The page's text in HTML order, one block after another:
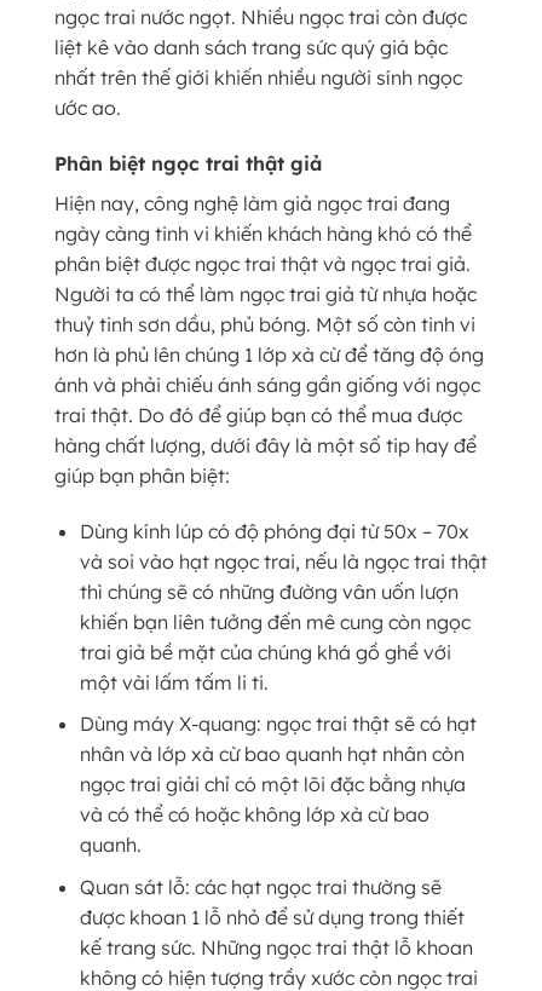
ngọc trai nước ngọt. Nhiều ngọc trai còn được
liệt kê vào danh sách trang sức quý giá bậc
nhất trên thế giới khiến nhiều người sính ngọc
ước ao.
Phân biệt ngọc trai thật giả
Hiện nay, công nghệ làm giả ngọc trai đang
ngày càng tinh vi khiến khách hàng khó có thể
phân biệt được ngọc trai thật và ngọc trai giả.
Người ta có thể làm ngọc trai giả từ nhựa hoặc
thuỷ tinh sơn dầu, phủ bóng. Một số còn tinh vi
hơn là phủ lên chúng 1 lớp xà cừ để tăng độ óng
ánh và phải chiếu ánh sáng gần giống với ngọc
trai thật. Do đó để giúp bạn có thể mua được
hàng chất lượng, dưới đây là một số tip hay để
giúp bạn phân biệt:
Dùng kính lúp có độ phóng đại từ 50x – 70x
và soi vào hạt ngọc trai, nếu là ngọc trai thật
thì chúng sẽ có những đường vân uốn lượn
khiến bạn liên tưởng đến mê cung còn ngọc
trai giả bề mặt của chúng khá gồ ghề với
một vài lấm tấm li ti.
Dùng máy X-quang: ngọc trai thật sẽ có hạt
nhân và lớp xà cừ bao quanh hạt nhân còn
ngọc trai giải chỉ có một lõi đặc bằng nhựa
và có thể có hoặc không lớp xà cừ bao
quanh.
Quan sát lỗ: các hạt ngọc trai thường sẽ
được khoan 1 lỗ nhỏ để sử dụng trong thiết
kế trang sức. Những ngọc trai thật lỗ khoan
không có hiện tượng trầy xước còn ngọc trai